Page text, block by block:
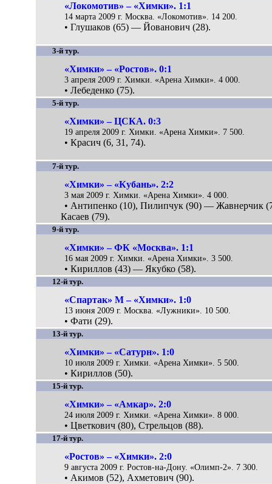
«Локомотив» – «Химки». 1:1
14 марта 2009 г. Москва. «Локомотив». 14 200.
• Глушаков (65) — Йованович (28).
3-й тур.
«Химки» – «Ростов». 0:1
3 апреля 2009 г. Химки. «Арена Химки». 4 000.
• Лебеденко (75).
5-й тур.
«Химки» – ЦСКА. 0:3
19 апреля 2009 г. Химки. «Арена Химки». 7 500.
• Красич (6, 31, 74).
7-й тур.
«Химки» – «Кубань». 2:2
3 мая 2009 г. Химки. «Арена Химки». 4 000.
• Антипенко (10), Пилипчук (90) — Жавнерчик
Касаев (79).
9-й тур.
«Химки» – ФК «Москва». 1:1
16 мая 2009 г. Химки. «Арена Химки». 3 500.
• Кириллов (43) — Якубко (58).
12-й тур.
«Спартак» М – «Химки». 1:0
13 июня 2009 г. Москва. «Лужники». 10 500.
• Фати (29).
13-й тур.
«Химки» – «Сатурн». 1:0
10 июля 2009 г. Химки. «Арена Химки». 5 500.
• Кириллов (50).
15-й тур.
«Химки» – «Амкар». 2:0
24 июля 2009 г. Химки. «Арена Химки». 8 000.
• Цветкович (80), Стрельцов (88).
17-й тур.
«Ростов» – «Химки». 2:0
9 августа 2009 г. Ростов-на-Дону. «Олимп-2». 7 300.
• Акимов (52), Ахметович (90).